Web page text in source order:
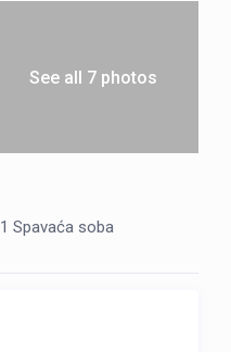
See all 7 photos
1 Spavaća soba